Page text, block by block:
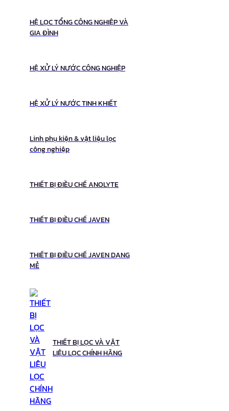
HỆ LỌC TỔNG CÔNG NGHIỆP VÀ
GIA ĐÌNH
HỆ XỬ LÝ NƯỚC CÔNG NGHIỆP
HỆ XỬ LÝ NƯỚC TINH KHIẾT
Linh phụ kiện & vật liệu lọc
công nghiệp
THIẾT BỊ ĐIỀU CHẾ ANOLYTE
THIẾT BỊ ĐIỀU CHẾ JAVEN
THIẾT BỊ ĐIỀU CHẾ JAVEN DẠNG
MẺ
THIẾT BỊ LỌC VÀ VẬT
LIỆU LỌC CHÍNH HÃNG